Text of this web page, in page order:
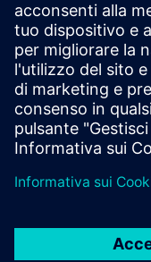
fornitura
L'integrità è il
responsabile e